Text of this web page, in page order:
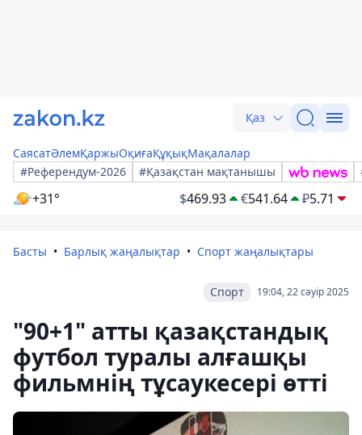
Қаз
СаясатӘлемҚаржыОқиғаҚұқықМақалалар
#Референдум-2026
#Қазақстан мақтанышы
+31° $469.93 €541.64 ₽5.71
Басты Барлық жаңалықтар Спорт жаңалықтары
19:04, 22 сәуір 2025
Спорт
"90+1" атты қазақстандық
футбол туралы алғашқы
фильмнің тұсаукесері өтті